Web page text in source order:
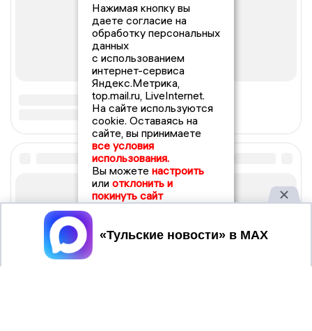
Нажимая кнопку вы
даете согласие на
обработку персональных
данных
с использованием
интернет-сервиса
Яндекс.Метрика,
top.mail.ru, LiveInternet.
На сайте используются
cookie. Оставаясь на
сайте, вы принимаете
все условия
использования.
Вы можете настроить
или отклонить и
покинуть сайт
Принять